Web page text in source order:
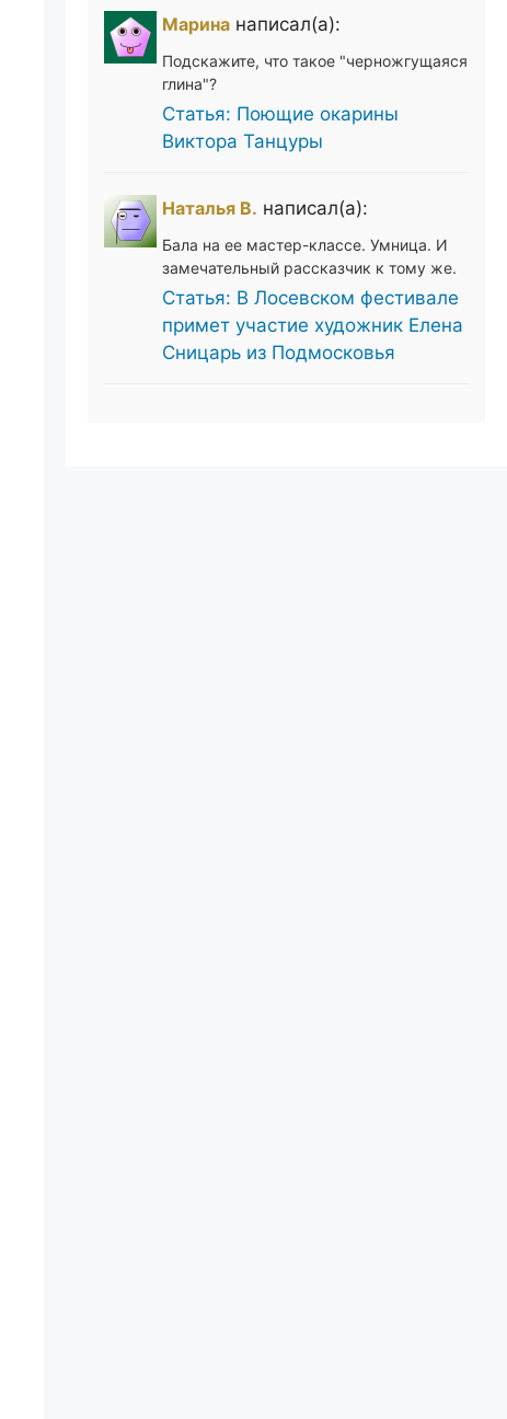
Маринанаписал(а):
Подскажите, что такое "черножгущаяся
глина"?
Статья: Поющие окарины
Виктора Танцуры
Наталья В. написал(а):
Бала на ее мастер-классе. Умница. И
замечательный рассказчик к тому же.
Статья: В Лосевском фестивале
примет участие художник Елена
Сницарь из Подмосковья